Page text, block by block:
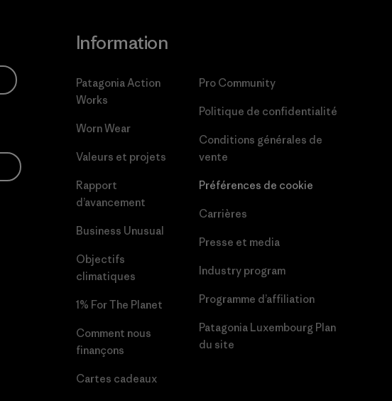
Information
Patagonia Action
Works
Worn Wear
Valeurs et projets
Rapport
d’avancement
Business Unusual
Objectifs
climatiques
1% For The Planet
Comment nous
finançons
Cartes cadeaux
Pro Community
Politique de confidentialité
Conditions générales de
vente
Préférences de cookie
Carrières
Presse et media
Industry program
Programme d’affiliation
Patagonia Luxembourg Plan
du site